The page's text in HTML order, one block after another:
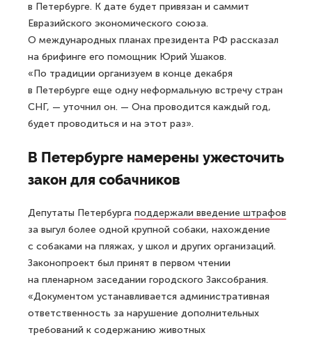
в Петербурге. К дате будет привязан и саммит
Евразийского экономического союза.
О международных планах президента РФ рассказал
на брифинге его помощник Юрий Ушаков.
«По традиции организуем в конце декабря
в Петербурге еще одну неформальную встречу стран
СНГ, — уточнил он. — Она проводится каждый год,
будет проводиться и на этот раз».
В Петербурге намерены ужесточить
закон для собачников
Депутаты Петербурга поддержали введение штрафов
за выгул более одной крупной собаки, нахождение
с собаками на пляжах, у школ и других организаций.
Законопроект был принят в первом чтении
на пленарном заседании городского Заксобрания.
«Документом устанавливается административная
ответственность за нарушение дополнительных
требований к содержанию животных